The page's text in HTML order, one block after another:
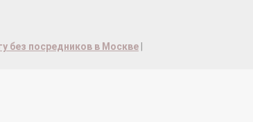
без посредников в Москве